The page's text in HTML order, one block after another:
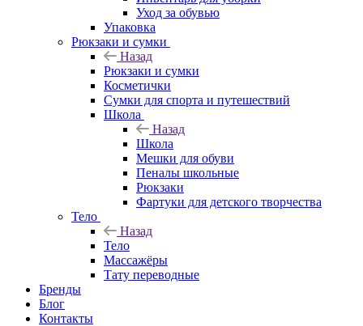
Уход за обувью
Упаковка
Рюкзаки и сумки
Назад
Рюкзаки и сумки
Косметички
Сумки для спорта и путешествий
Школа
Назад
Школа
Мешки для обуви
Пеналы школьные
Рюкзаки
Фартуки для детского творчества
Тело
Назад
Тело
Массажёры
Тату переводные
Бренды
Блог
Контакты